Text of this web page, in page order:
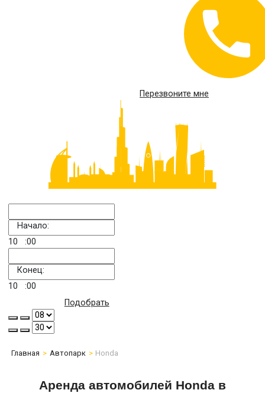
Перезвоните мне
Начало:
10
:00
Конец:
10
:00
Подобрать
Главная Автопарк Honda
Аренда автомобилей Honda в